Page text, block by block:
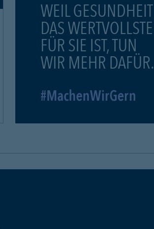
WEIL GESUNDHEIT
DAS WERTVOLLSTE
FÜR SIE IST, TUN
WIR MEHR DAFÜR.
#MachenWirGern